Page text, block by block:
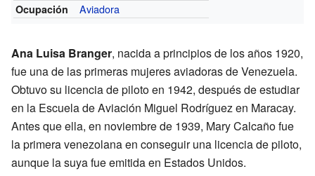
Ocupación
Aviadora
Ana Luisa Branger, nacida a principios de los años 1920,
fue una de las primeras mujeres aviadoras de Venezuela.
Obtuvo su licencia de piloto en 1942, después de estudiar
en la Escuela de Aviación Miguel Rodríguez en Maracay.
Antes que ella, en noviembre de 1939, Mary Calcaño fue
la primera venezolana en conseguir una licencia de piloto,
aunque la suya fue emitida en Estados Unidos.